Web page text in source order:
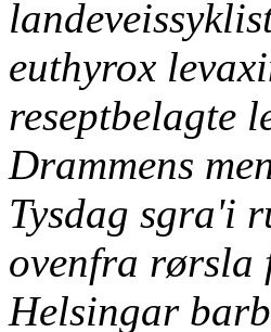
euthyrox
reseptbelagte
Drammens
Tysdag sgra'i
ovenfra rørsla
Helsingar